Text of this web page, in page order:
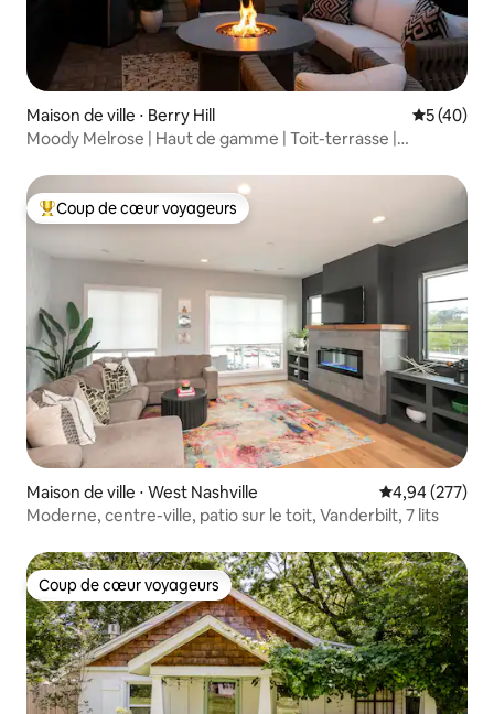
Maison de ville ⋅ Berry Hill
5 (40)
Moody Melrose | Haut de gamme | Toit-terrasse |
Coups de cœur voyageurs les plus appréciés
Coup de cœur voyageurs
Maison de ville ⋅ West Nashville Évaluation
4,94 (277)
Moderne, centre-ville, patio sur le toit, Vanderbilt, 7 lits
Coup de cœur voyageurs
Coup de cœur voyageurs